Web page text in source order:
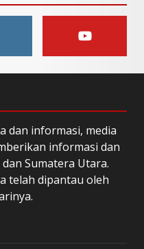
dan informasi, media
informasi dan
Sumatera Utara.
telah dipantau oleh